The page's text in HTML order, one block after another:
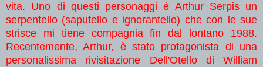
vita. Uno di questi personaggi è Arthur Serpis un
serpentello (saputello e ignorantello) che con le sue
strisce mi tiene compagnia fin dal
lontano 1988.
Recentemente, Arthur, è stato protagonista di una
personalissima rivisitazione Dell'Otello di William